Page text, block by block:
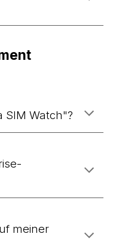
SIM Watch"?
meiner